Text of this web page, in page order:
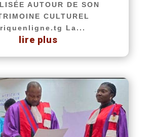
AUTOUR DE SON
CULTUREL
La...
lire plus